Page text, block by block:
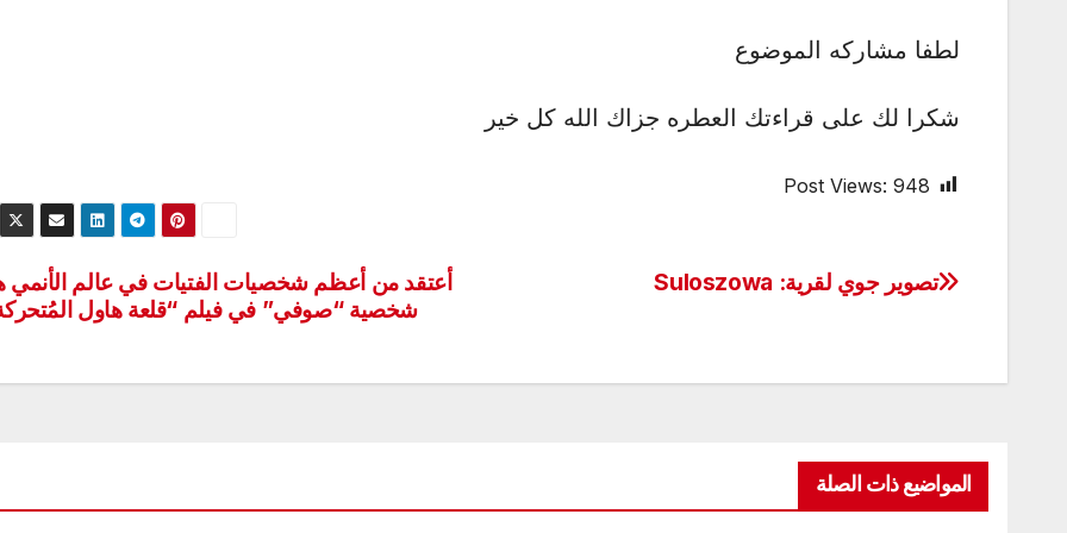
لطفا مشاركه الموضوع
شكرا لك على قراءتك العطره جزاك الله كل خير
Post Views: 948
تصفّح
أعتقد من أعظم شخصيات الفتيات في عالم
شخصية “صوفي” في فيلم “قلعة هاول
تصوير جوي لقرية: Suloszowa
المواضيع ذات الصلة